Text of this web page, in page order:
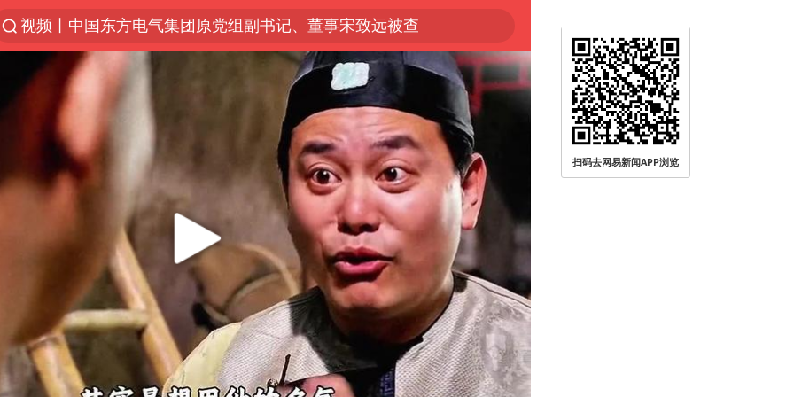
视频丨中国东方电气集团原党组副书记、董事宋致远被查
“China Cool”火了，老外爱上中国避暑游
名创优品一次性内裤 颜面尽失
伊斯兰版北约来了吗
四川宜宾3.4级地震
香港宏福苑火灾或由烟头引起
中国父女泰国骑摩托车坠崖1死1伤
网约车司机充电时猝死保险拒赔
周末打虎 宋致远被查
浙江台州《告全体市民书》
陕西柞水泥石流已致2死 仍有1人失联
扫码去网易新闻APP浏览